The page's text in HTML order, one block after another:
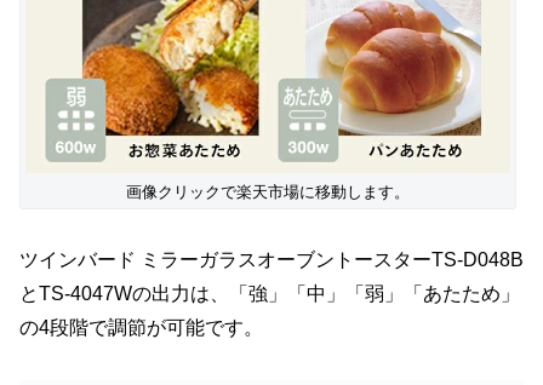
画像クリックで楽天市場に移動します。
ツインバード ミラーガラスオーブントースターTS-D048B
とTS-4047Wの出力は、「強」「中」「弱」「あたため」
の4段階で調節が可能です。